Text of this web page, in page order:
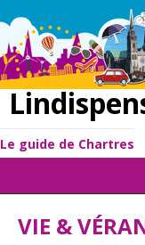
Le guide de Chartres
VIE &